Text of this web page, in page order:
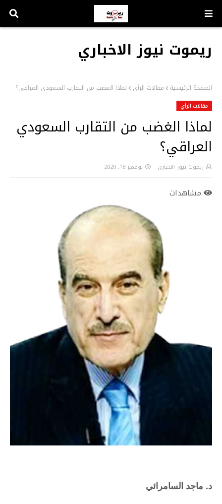
ريموت نيوز الاخباري
الصفحة الرئيسية مقالات الرأي لماذا الغضب من التقارب السعودي العراقي؟
مقالات الرأي
لماذا الغضب من التقارب السعودي
العراقي؟
ريموت نيوز الاخباري نوفمبر 18, 2020
مشاهدات
د. ماجد السامرائي